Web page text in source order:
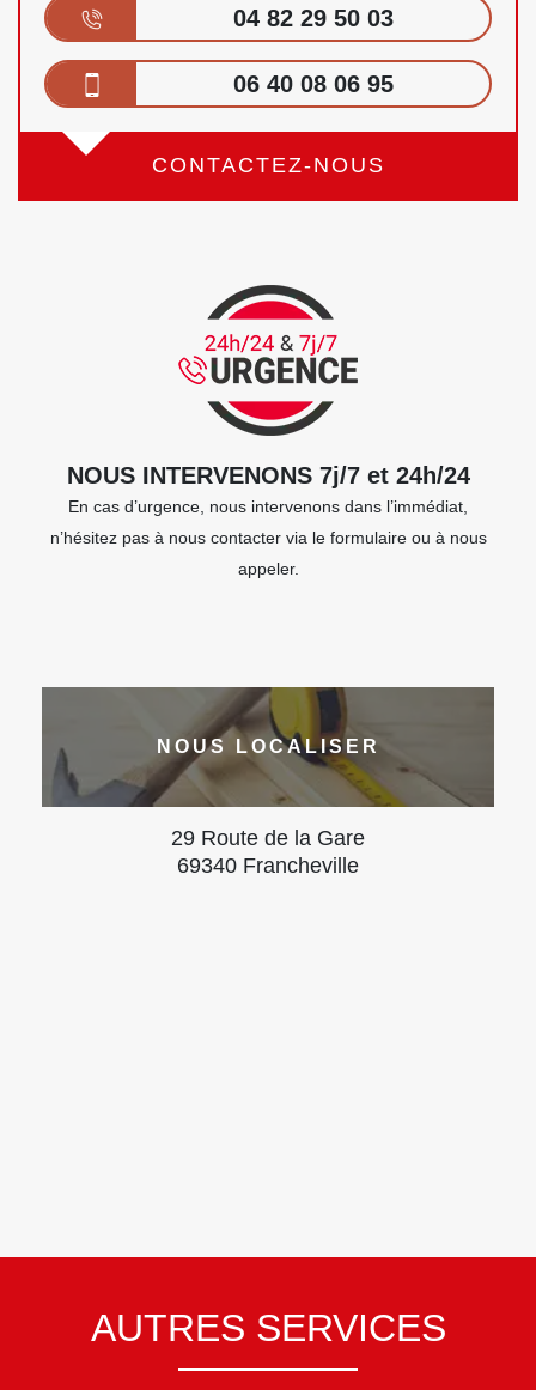
04 82 29 50 03
06 40 08 06 95
CONTACTEZ-NOUS
NOUS INTERVENONS 7j/7 et 24h/24
En cas d’urgence, nous intervenons dans l’immédiat,
n’hésitez pas à nous contacter via le formulaire ou à nous
appeler.
NOUS LOCALISER
29 Route de la Gare
69340 Francheville
AUTRES SERVICES